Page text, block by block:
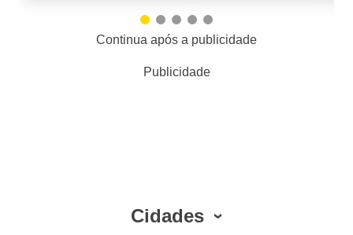
Continua após a publicidade
Publicidade
Cidades